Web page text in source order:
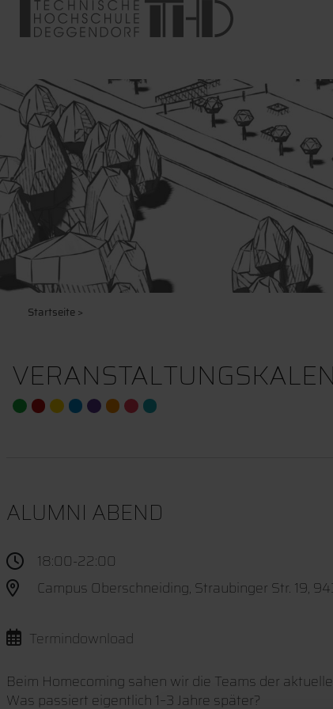
Startseite>
ALUMNI ABEND
18:00-22:00
Campus Oberschneiding, Straubinger Str. 19,
Termindownload
Beim Homecoming sahen wir die Teams der
Was passiert eigentlich 1–3 Jahre später?